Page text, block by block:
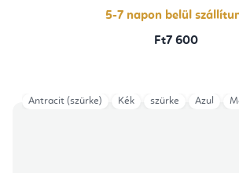
5-7 napon belül
Ft7 600
Antracit (szürke) Kék szürke Azul